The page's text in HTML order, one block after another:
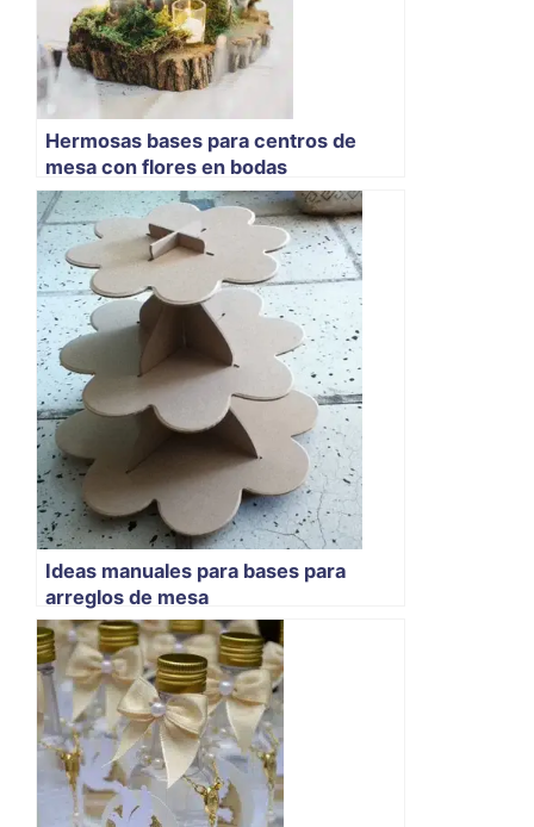
Hermosas bases para centros de
mesa con flores en bodas
Ideas manuales para bases para
arreglos de mesa